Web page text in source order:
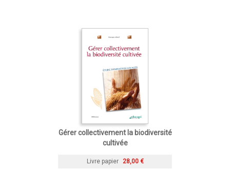
Gérer collectivement la biodiversité
cultivée
Livre papier 28,00 €